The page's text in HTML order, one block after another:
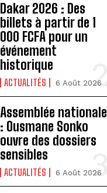
Dakar 2026 : Des
billets à partir de 1
000 FCFA pour un
événement
historique
ACTUALITÉS 6 Août 2026
Assemblée nationale
: Ousmane Sonko
ouvre des dossiers
sensibles
ACTUALITÉS 6 Août 2026